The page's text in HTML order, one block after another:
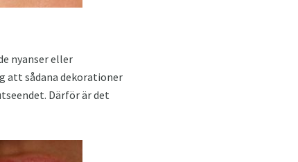
nyanser eller
att sådana dekorationer
Därför är det